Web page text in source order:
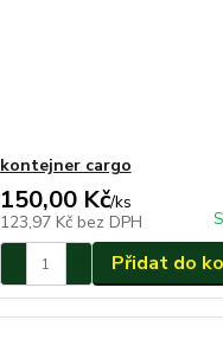
kontejner cargo
150,00 Kč/ks
123,97 Kč bez DPH
Přidat do